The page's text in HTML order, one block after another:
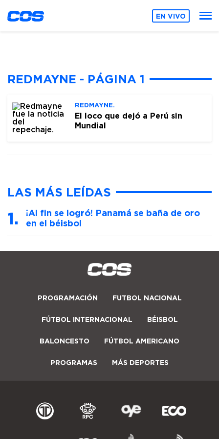
EN VIVO
REDMAYNE - PÁGINA 1
REDMAYNE.
El loco que dejó a Perú sin
Mundial
LAS MÁS LEÍDAS
¡Al fin se logró! Panamá se baña de oro
en el béisbol
PROGRAMACIÓN FUTBOL NACIONAL
FÚTBOL INTERNACIONAL BÉISBOL
BALONCESTO FÚTBOL AMERICANO
PROGRAMAS MÁS DEPORTES